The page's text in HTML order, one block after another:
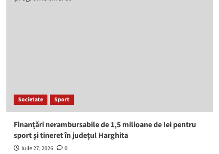
Societate Sport
Finanţări nerambursabile de 1,5 milioane de lei pentru
sport şi tineret în judeţul Harghita
iulie 27, 2026 0